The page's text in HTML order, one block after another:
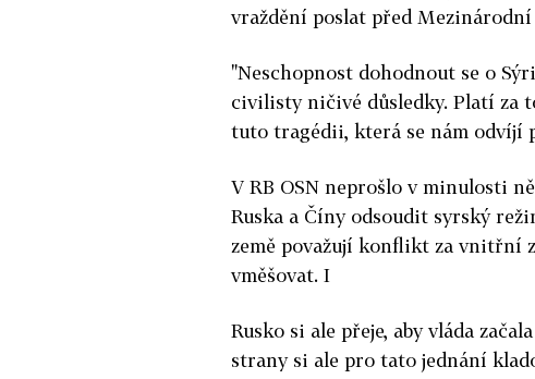
vraždění poslat před
"Neschopnost dohodnout se o
civilisty ničivé důsledky. Platí za
tuto tragédii, která se nám odvíjí
V RB OSN neprošlo v minulosti
Ruska a Číny odsoudit syrský
země považují konflikt za vnitřní
vměšovat. I
Rusko si ale přeje, aby vláda
strany si ale pro tato jednání